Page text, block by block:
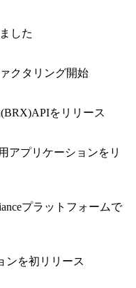
した
クタリング開始
をリリース
アプリケーションをリ
プラットフォームで
ンを初リリース